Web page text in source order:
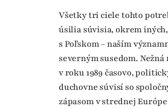
Všetky tri ciele tohto
úsilia súvisia, okrem iných,
s Poľskom – naším
severným susedom.
v roku 1989 časovo,
duchovne súvisí so
zápasom v strednej